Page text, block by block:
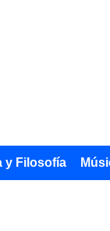
y Filosofía